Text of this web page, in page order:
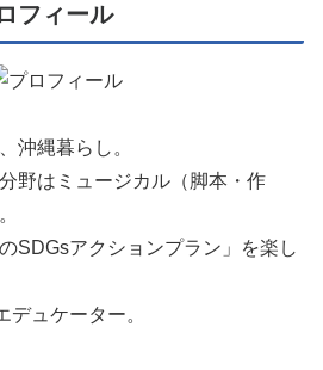
フィール
沖縄暮らし。
野はミュージカル（脚本・作
SDGsアクションプラン」を楽し
デュケーター。